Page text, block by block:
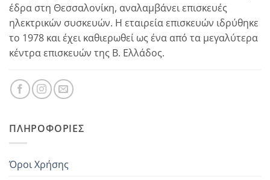
έδρα στη Θεσσαλονίκη, αναλαμβάνει επισκευές
ηλεκτρικών συσκευών. Η εταιρεία επισκευών ιδρύθηκε
το 1978 και έχει καθιερωθεί ως ένα από τα μεγαλύτερα
κέντρα επισκευών της Β. Ελλάδος.
ΠΛΗΡΟΦΟΡΊΕΣ
Όροι Χρήσης